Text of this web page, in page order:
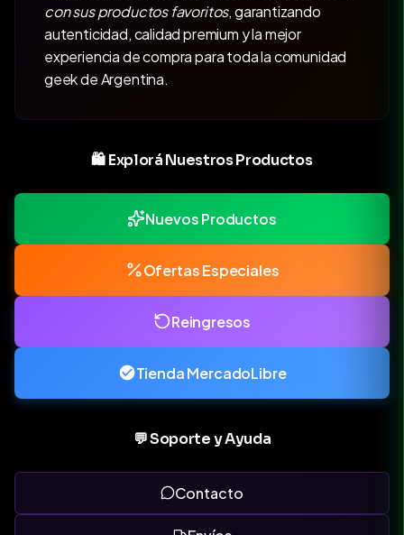
con sus productos favoritos, garantizando
autenticidad, calidad premium y la mejor
experiencia de compra para toda la comunidad
geek de Argentina.
🛍️ Explorá Nuestros Productos
Nuevos Productos
Ofertas Especiales
Reingresos
Tienda MercadoLibre
💬 Soporte y Ayuda
Contacto